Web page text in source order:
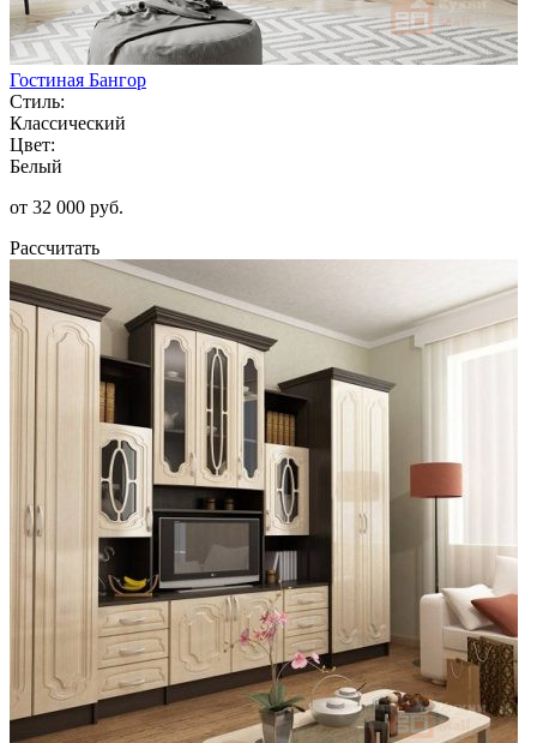
Гостиная Бангор
Стиль:
Классический
Цвет:
Белый
от 32 000 руб.
Рассчитать